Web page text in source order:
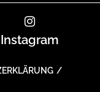
Instagram